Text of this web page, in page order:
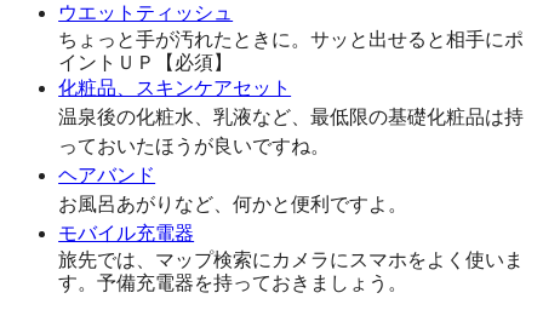
ウエットティッシュ
ちょっと手が汚れたときに。サッと出せると相手にポ
イントＵＰ【必須】
化粧品、スキンケアセット
温泉後の化粧水、乳液など、最低限の基礎化粧品は持
っておいたほうが良いですね。
ヘアバンド
お風呂あがりなど、何かと便利ですよ。
モバイル充電器
旅先では、マップ検索にカメラにスマホをよく使いま
す。予備充電器を持っておきましょう。